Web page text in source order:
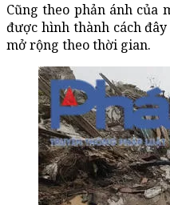
Cũng theo phản ánh của
được hình thành cách
mở rộng theo thời gian.